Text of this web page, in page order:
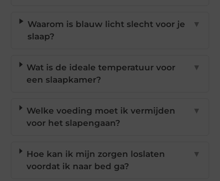
Waarom is blauw licht slecht voor je
slaap?
▼
Wat is de ideale temperatuur voor
een slaapkamer?
▼
Welke voeding moet ik vermijden
voor het slapengaan?
▼
Hoe kan ik mijn zorgen loslaten
voordat ik naar bed ga?
▼